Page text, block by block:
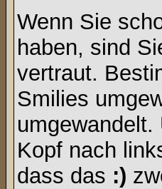
Wenn Sie
haben, sind
vertraut.
Smilies
Kopf nach
dass das :)